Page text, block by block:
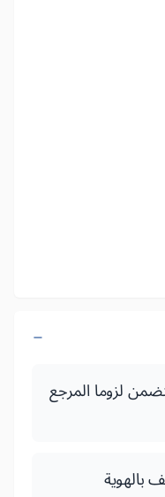
لزوما المرجع
بالهوية